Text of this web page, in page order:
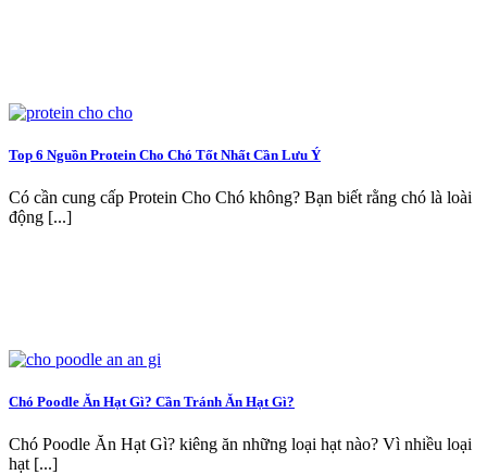
Top 6 Nguồn Protein Cho Chó Tốt Nhất Cần Lưu Ý
Có cần cung cấp Protein Cho Chó không? Bạn biết rằng chó là loài
động [...]
Chó Poodle Ăn Hạt Gì? Cần Tránh Ăn Hạt Gì?
Chó Poodle Ăn Hạt Gì? kiêng ăn những loại hạt nào? Vì nhiều loại
hạt [...]